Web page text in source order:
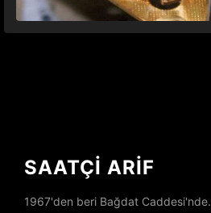
SAATÇİ ARİF
1967'den beri Bağdat Caddesi'nde.